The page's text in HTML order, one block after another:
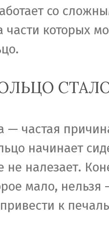
со
части которых
— частая
начинает
не налезает.
мало, нельзя
к